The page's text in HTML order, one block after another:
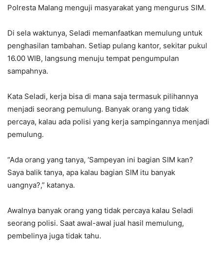
Polresta Malang menguji masyarakat yang mengurus SIM.
Di sela waktunya, Seladi memanfaatkan memulung untuk
penghasilan tambahan. Setiap pulang kantor, sekitar pukul
16.00 WIB, langsung menuju tempat pengumpulan
sampahnya.
Kata Seladi, kerja bisa di mana saja termasuk pilihannya
menjadi seorang pemulung. Banyak orang yang tidak
percaya, kalau ada polisi yang kerja sampingannya menjadi
pemulung.
“Ada orang yang tanya, ‘Sampeyan ini bagian SIM kan?
Saya balik tanya, apa kalau bagian SIM itu banyak
uangnya?,” katanya.
Awalnya banyak orang yang tidak percaya kalau Seladi
seorang polisi. Saat awal-awal jual hasil memulung,
pembelinya juga tidak tahu.